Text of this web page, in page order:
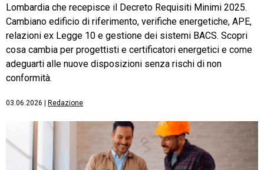
Lombardia che recepisce il Decreto Requisiti Minimi 2025.
Cambiano edificio di riferimento, verifiche energetiche, APE,
relazioni ex Legge 10 e gestione dei sistemi BACS. Scopri
cosa cambia per progettisti e certificatori energetici e come
adeguarti alle nuove disposizioni senza rischi di non
conformità.
03.06.2026 Redazione